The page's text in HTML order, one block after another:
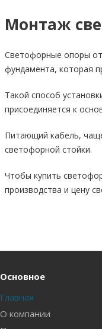
Монтаж
Светофорные опоры от
фундамента, которая
Такой способ
присоединяется к
Питающий кабель,
светофорной стойки.
Чтобы купить
производства и цену
Основное
Главная
О компании